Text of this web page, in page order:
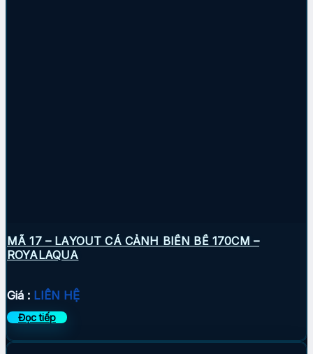
MÃ 17 – LAYOUT CÁ CẢNH BIỂN BỂ 170CM –
ROYALAQUA
Giá : LIÊN HỆ
Đọc tiếp